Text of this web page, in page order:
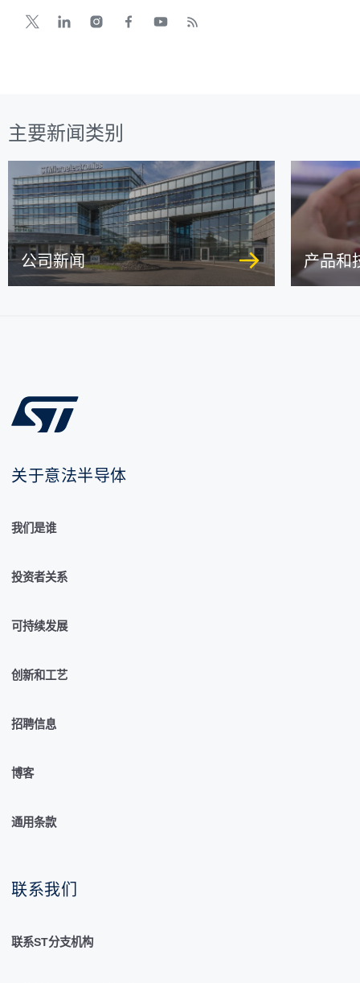
主要新闻类别
公司新闻 产品和
关于意法半导体
我们是谁
投资者关系
可持续发展
创新和工艺
招聘信息
博客
通用条款
联系我们
联系ST分支机构